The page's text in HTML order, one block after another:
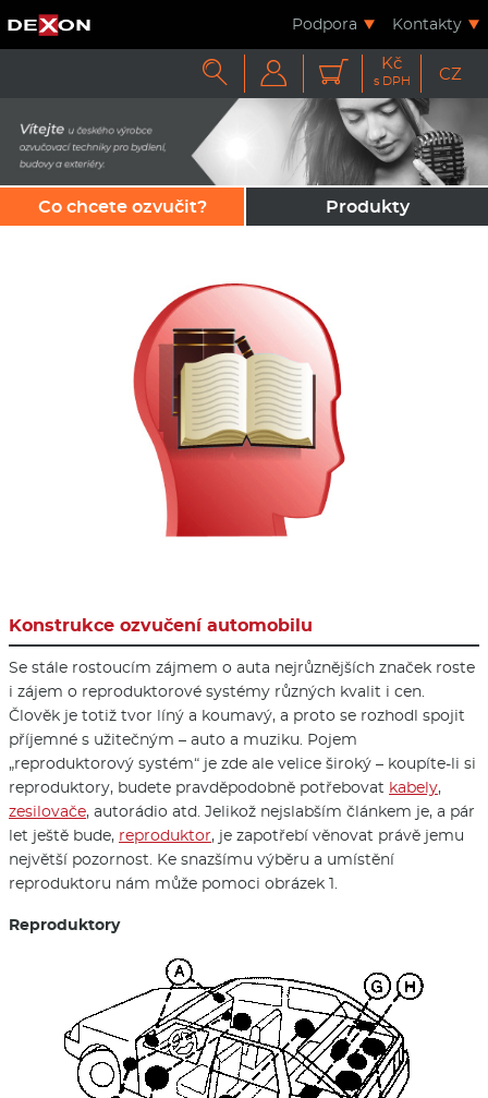
Podpora Kontakty
   Kč
s DPH CZ
Co chcete ozvučit? Produkty
Konstrukce ozvučení automobilu
Se stále rostoucím zájmem o auta nejrůznějších značek roste
i zájem o reproduktorové systémy různých kvalit i cen.
Člověk je totiž tvor líný a koumavý, a proto se rozhodl spojit
příjemné s užitečným – auto a muziku. Pojem
„reproduktorový systém“ je zde ale velice široký – koupíte-li si
reproduktory, budete pravděpodobně potřebovat kabely,
zesilovače, autorádio atd. Jelikož nejslabším článkem je, a pár
let ještě bude, reproduktor, je zapotřebí věnovat právě jemu
největší pozornost. Ke snazšímu výběru a umístění
reproduktoru nám může pomoci obrázek 1.
Reproduktory